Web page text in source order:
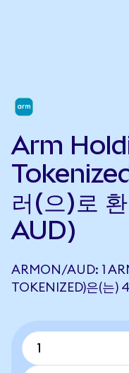
Arm
러(으)로
AUD)
ARMON/AUD: 1
TOKENIZED)은(는)